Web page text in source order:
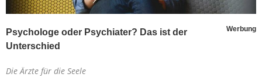
Psychologe oder Psychiater? Das ist der
Unterschied
Werbung
Die Ärzte für die Seele